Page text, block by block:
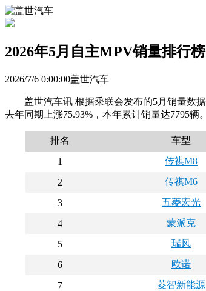
2026年5月自主MPV销量排行榜
2026/7/6 0:00:00盖世汽车
盖世汽车讯 根据乘联会发布的5月销量数
去年同期上涨75.93%，本年累计销量达7795
排名 车型
1 传祺M8
2
传祺M6
3
五菱宏光
4
蒙派克
5
瑞风
6
欧诺
7
菱智新能源